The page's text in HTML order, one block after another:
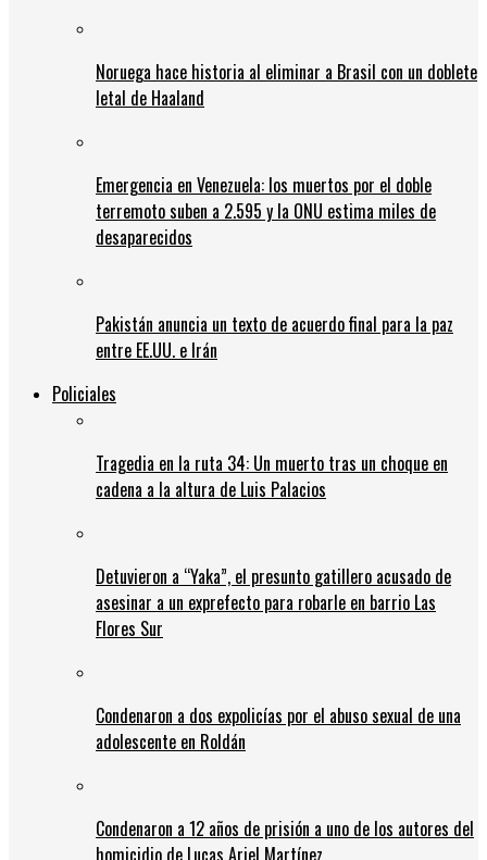
Noruega hace historia al eliminar a Brasil con un doblete
letal de Haaland
Emergencia en Venezuela: los muertos por el doble
terremoto suben a 2.595 y la ONU estima miles de
desaparecidos
Pakistán anuncia un texto de acuerdo final para la paz
entre EE.UU. e Irán
Policiales
Tragedia en la ruta 34: Un muerto tras un choque en
cadena a la altura de Luis Palacios
Detuvieron a “Yaka”, el presunto gatillero acusado de
asesinar a un exprefecto para robarle en barrio Las
Flores Sur
Condenaron a dos expolicías por el abuso sexual de una
adolescente en Roldán
Condenaron a 12 años de prisión a uno de los autores del